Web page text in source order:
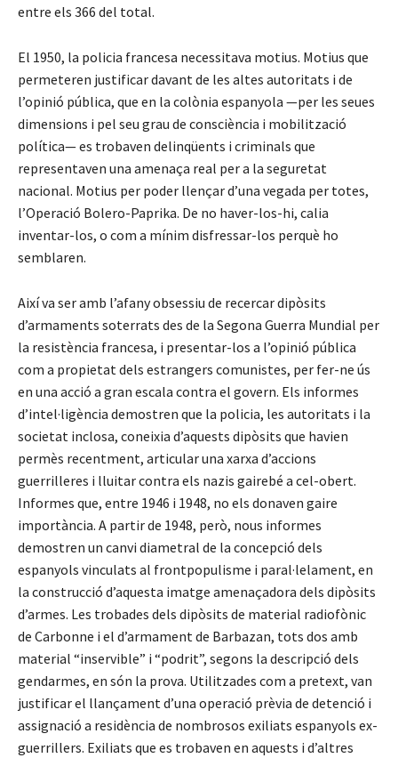
entre els 366 del total.
El 1950, la policia francesa necessitava motius. Motius que
permeteren justificar davant de les altes autoritats i de
l’opinió pública, que en la colònia espanyola —per les seues
dimensions i pel seu grau de consciència i mobilització
política— es trobaven delinqüents i criminals que
representaven una amenaça real per a la seguretat
nacional. Motius per poder llençar d’una vegada per totes,
l’Operació Bolero-Paprika. De no haver-los-hi, calia
inventar-los, o com a mínim disfressar-los perquè ho
semblaren.
Així va ser amb l’afany obsessiu de recercar dipòsits
d’armaments soterrats des de la Segona Guerra Mundial per
la resistència francesa, i presentar-los a l’opinió pública
com a propietat dels estrangers comunistes, per fer-ne ús
en una acció a gran escala contra el govern. Els informes
d’intel·ligència demostren que la policia, les autoritats i la
societat inclosa, coneixia d’aquests dipòsits que havien
permès recentment, articular una xarxa d’accions
guerrilleres i lluitar contra els nazis gairebé a cel-obert.
Informes que, entre 1946 i 1948, no els donaven gaire
importància. A partir de 1948, però, nous informes
demostren un canvi diametral de la concepció dels
espanyols vinculats al frontpopulisme i paral·lelament, en
la construcció d’aquesta imatge amenaçadora dels dipòsits
d’armes. Les trobades dels dipòsits de material radiofònic
de Carbonne i el d’armament de Barbazan, tots dos amb
material “inservible” i “podrit”, segons la descripció dels
gendarmes, en són la prova. Utilitzades com a pretext, van
justificar el llançament d’una operació prèvia de detenció i
assignació a residència de nombrosos exiliats espanyols ex-
guerrillers. Exiliats que es trobaven en aquests i d’altres